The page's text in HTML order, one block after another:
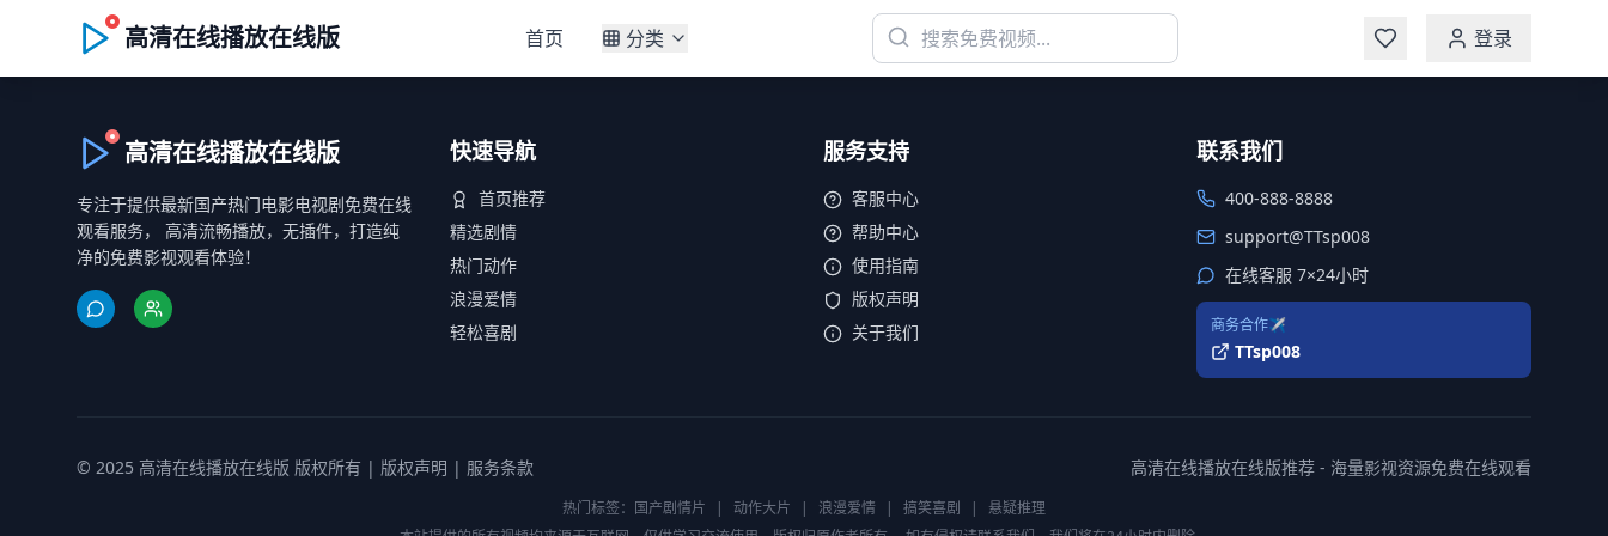
高清在线播放在线版 首页 分类 登录
高清在线播放在线版
专注于提供最新国产热门电影电视剧免费在线
观看服务， 高清流畅播放，无插件，打造纯
净的免费影视观看体验！
快速导航
首页推荐
精选剧情
热门动作
浪漫爱情
轻松喜剧
服务支持
客服中心
帮助中心
使用指南
版权声明
关于我们
联系我们
400-888-8888
support@TTsp008
在线客服 7×24小时
商务合作✈️
TTsp008
© 2025 高清在线播放在线版 版权所有 | 版权声明 | 服务条款 高清在线播放在线版推荐 - 海量影视资源免费在线观看
热门标签： 国产剧情片 | 动作大片 | 浪漫爱情 | 搞笑喜剧 |
悬疑推理